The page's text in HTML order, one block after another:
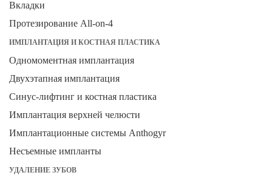
Вкладки
Протезирование All-on-4
ИМПЛАНТАЦИЯ И КОСТНАЯ ПЛАСТИКА
Одномоментная имплантация
Двухэтапная имплантация
Синус-лифтинг и костная пластика
Имплантация верхней челюсти
Имплантационные системы Anthogyr
Несъемные импланты
УДАЛЕНИЕ ЗУБОВ